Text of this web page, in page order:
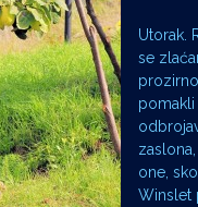
Utorak.
se
pomakli
one,
Winslet